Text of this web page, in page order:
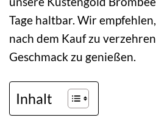
Tage haltbar. Wir
nach dem Kauf zu
Geschmack zu genießen.
Inhalt